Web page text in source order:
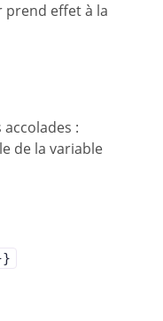
prend effet à la
:
de la variable